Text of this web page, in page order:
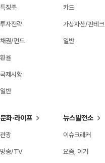
특징주
투자전략
채권/펀드
환율
국제시황
일반
카드
가상자산/핀테크
일반
문화·라이프
관광
방송/TV
뉴스발전소
이슈크래커
요즘, 이거